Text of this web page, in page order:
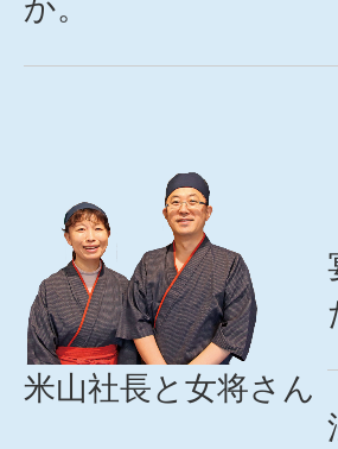
か。
米山社長と女将さん